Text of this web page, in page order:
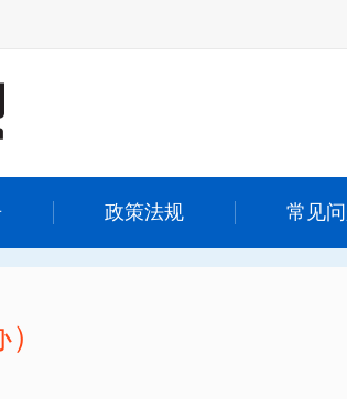
政策法规 常见